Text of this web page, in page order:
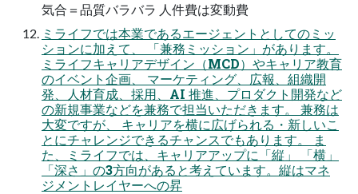
気合＝品質バラバラ 人件費は変動費
ミライフでは本業であるエージェントとしてのミッ
ションに加えて、 「兼務ミッション」があります。
ミライフキャリアデザイン（MCD）やキャリア教育
のイベント企画、 マーケティング、広報、組織開
発、人材育成、採用、AI 推進、プロダクト開発など
の新規事業などを兼務で担当いただきます。 兼務は
大変ですが、 キャリアを横に広げられる・新しいこ
とにチャレンジできるチャンスでもあります。 ま
た、ミライフでは、キャリアアップに「縦」 「横」
「深さ」の3方向があると考えています。縦はマネ
ジメントレイヤーへの昇